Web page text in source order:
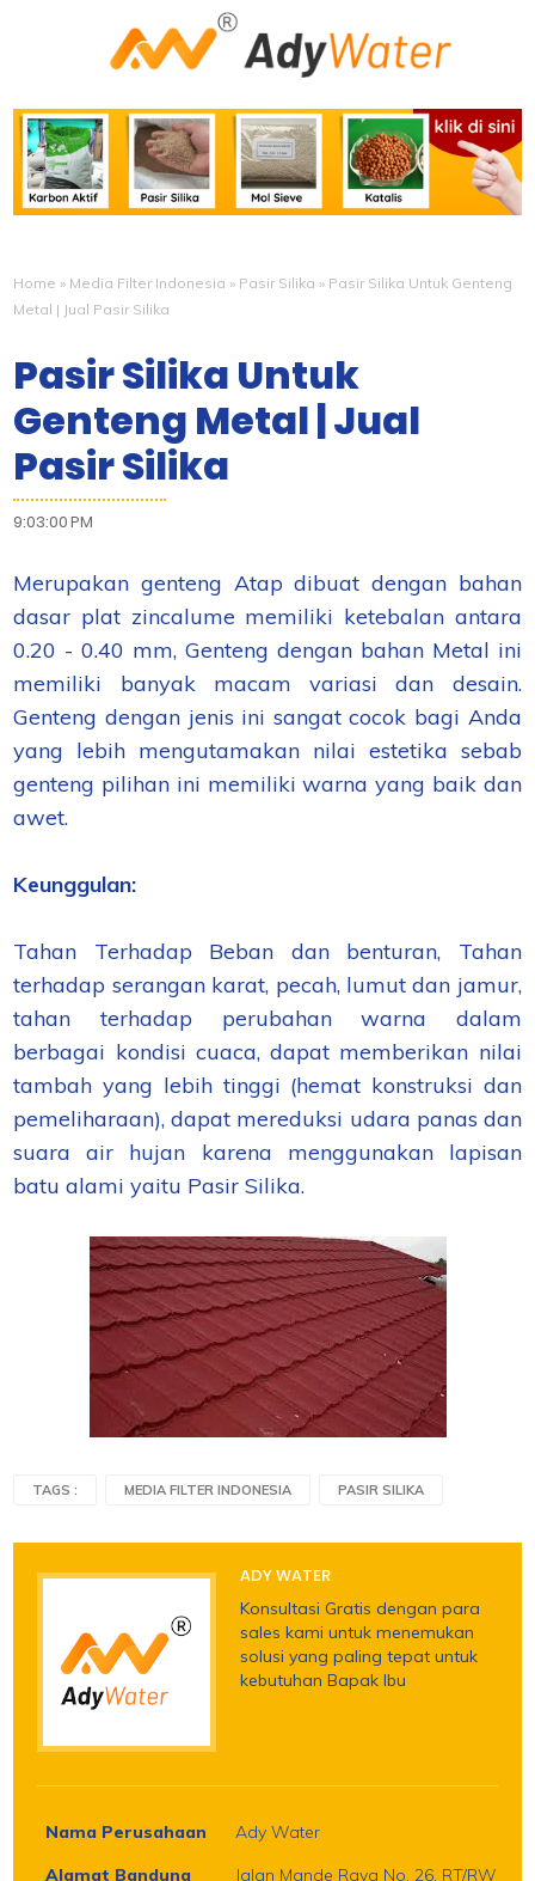
Home » Media Filter Indonesia » Pasir Silika » Pasir Silika Untuk Genteng
Metal | Jual Pasir Silika
Pasir Silika Untuk
Genteng Metal | Jual
Pasir Silika
9:03:00 PM
Merupakan genteng Atap dibuat dengan bahan
dasar plat zincalume memiliki ketebalan antara
0.20 - 0.40 mm, Genteng dengan bahan Metal ini
memiliki banyak macam variasi dan desain.
Genteng dengan jenis ini sangat cocok bagi Anda
yang lebih mengutamakan nilai estetika sebab
genteng pilihan ini memiliki warna yang baik dan
awet.
Keunggulan:
Tahan Terhadap Beban dan benturan, Tahan
terhadap serangan karat, pecah, lumut dan jamur,
tahan terhadap perubahan warna dalam
berbagai kondisi cuaca, dapat memberikan nilai
tambah yang lebih tinggi (hemat konstruksi dan
pemeliharaan), dapat mereduksi udara panas dan
suara air hujan karena menggunakan lapisan
batu alami yaitu Pasir Silika.
TAGS : MEDIA FILTER INDONESIA PASIR SILIKA
ADY WATER
Konsultasi Gratis dengan para
sales kami untuk menemukan
solusi yang paling tepat untuk
kebutuhan Bapak Ibu
Nama Perusahaan
Ady Water
Alamat Bandung
Jalan Mande Raya No. 26, RT/RW